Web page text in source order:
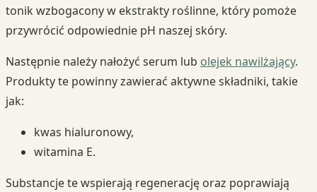
tonik wzbogacony w ekstrakty roślinne, który pomoże
przywrócić odpowiednie pH naszej skóry.
Następnie należy nałożyć serum lub olejek nawilżający.
Produkty te powinny zawierać aktywne składniki, takie
jak:
kwas hialuronowy,
witamina E.
Substancje te wspierają regenerację oraz poprawiają